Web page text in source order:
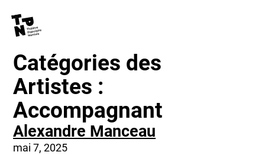
Catégories des
Artistes :
Accompagnant
Alexandre Manceau
mai 7, 2025